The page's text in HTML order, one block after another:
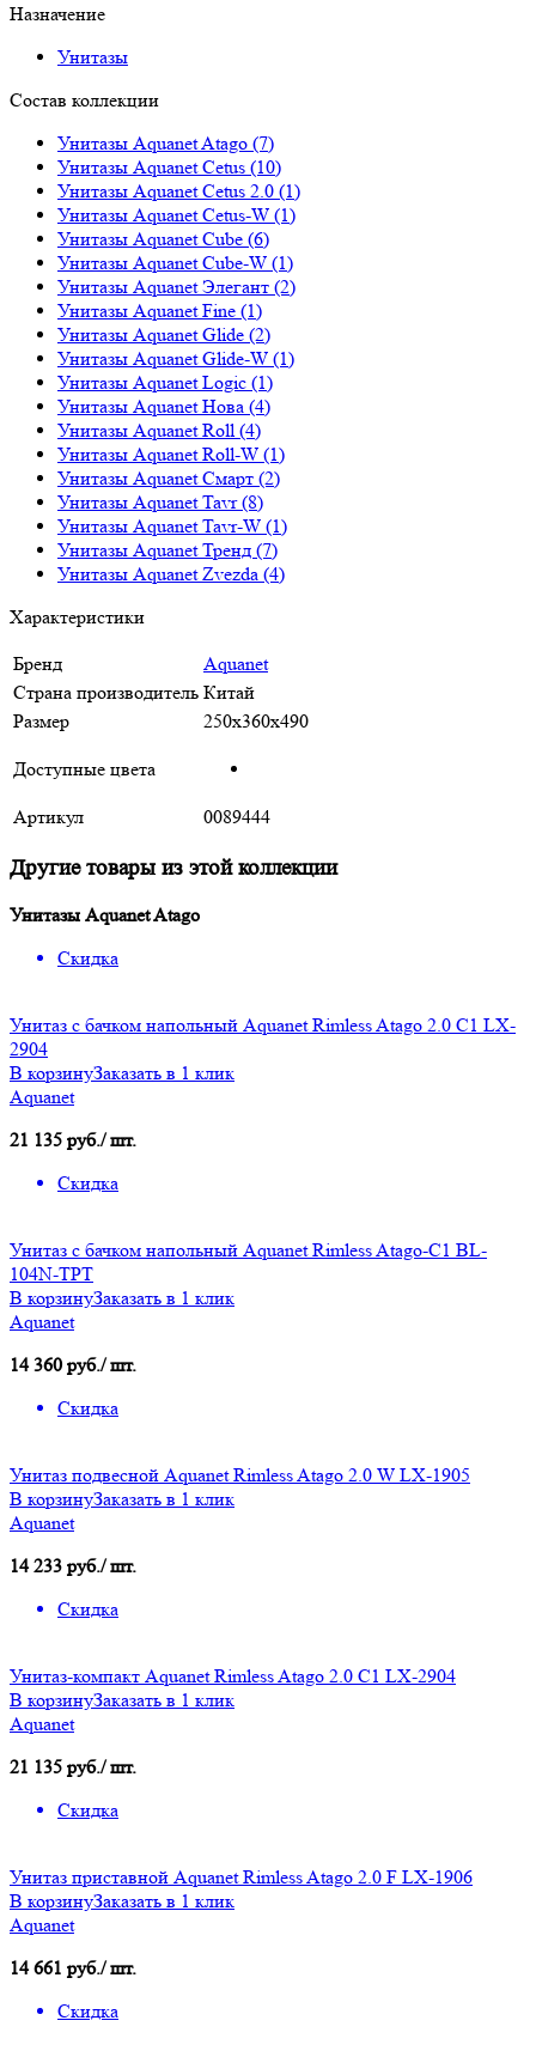
Назначение
Унитазы
Состав коллекции
Унитазы Aquanet Atago (7)
Унитазы Aquanet Cetus (10)
Унитазы Aquanet Cetus 2.0 (1)
Унитазы Aquanet Cetus-W (1)
Унитазы Aquanet Cube (6)
Унитазы Aquanet Cube-W (1)
Унитазы Aquanet Элегант (2)
Унитазы Aquanet Fine (1)
Унитазы Aquanet Glide (2)
Унитазы Aquanet Glide-W (1)
Унитазы Aquanet Logic (1)
Унитазы Aquanet Нова (4)
Унитазы Aquanet Roll (4)
Унитазы Aquanet Roll-W (1)
Унитазы Aquanet Смарт (2)
Унитазы Aquanet Tavr (8)
Унитазы Aquanet Tavr-W (1)
Унитазы Aquanet Тренд (7)
Унитазы Aquanet Zvezda (4)
Характеристики
Бренд
Aquanet
Страна производитель Китай
Размер
250х360х490
Доступные цвета
Артикул 0089444
Другие товары из этой коллекции
Унитазы Aquanet Atago
Скидка
Унитаз с бачком напольный Aquanet Rimless Atago 2.0 C1 LX-
2904
В корзинуЗаказать в 1 клик
Aquanet
21 135 руб./ шт.
Скидка
Унитаз с бачком напольный Aquanet Rimless Atago-C1 BL-
104N-TPT
В корзинуЗаказать в 1 клик
Aquanet
14 360 руб./ шт.
Скидка
Унитаз подвесной Aquanet Rimless Atago 2.0 W LX-1905
В корзинуЗаказать в 1 клик
Aquanet
14 233 руб./ шт.
Скидка
Унитаз-компакт Aquanet Rimless Atago 2.0 C1 LX-2904
В корзинуЗаказать в 1 клик
Aquanet
21 135 руб./ шт.
Скидка
Унитаз приставной Aquanet Rimless Atago 2.0 F LX-1906
В корзинуЗаказать в 1 клик
Aquanet
14 661 руб./ шт.
Скидка